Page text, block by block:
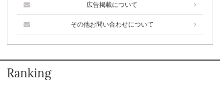
広告掲載について
その他お問い合わせについて
Ranking